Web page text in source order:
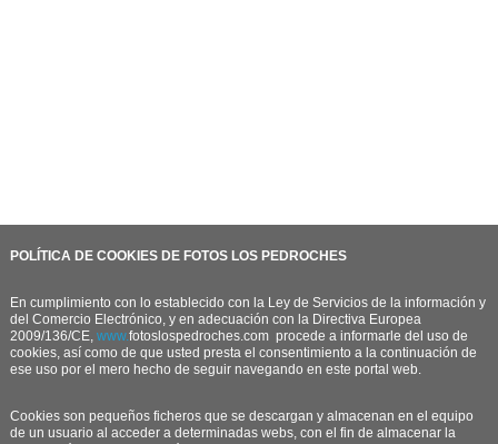
POLÍTICA DE COOKIES DE FOTOS LOS PEDROCHES
En cumplimiento con lo establecido con la Ley de Servicios de la información y
del Comercio Electrónico, y en adecuación con la Directiva Europea
2009/136/CE, www.fotoslospedroches.com procede a informarle del uso de
cookies, así como de que usted presta el consentimiento a la continuación de
ese uso por el mero hecho de seguir navegando en este portal web.
Cookies son pequeños ficheros que se descargan y almacenan en el equipo
de un usuario al acceder a determinadas webs, con el fin de almacenar la